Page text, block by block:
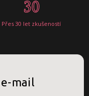
Přes 30 let zkušeností
mail